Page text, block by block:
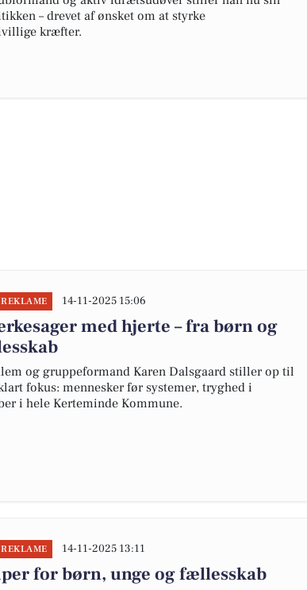
– drevet af ønsket om at styrke
kræfter.
14-11-2025 15:06
med hjerte – fra børn og
og gruppeformand Karen Dalsgaard stiller op til
fokus: mennesker før systemer, tryghed i
i hele Kerteminde Kommune.
14-11-2025 13:11
for børn, unge og fællesskab